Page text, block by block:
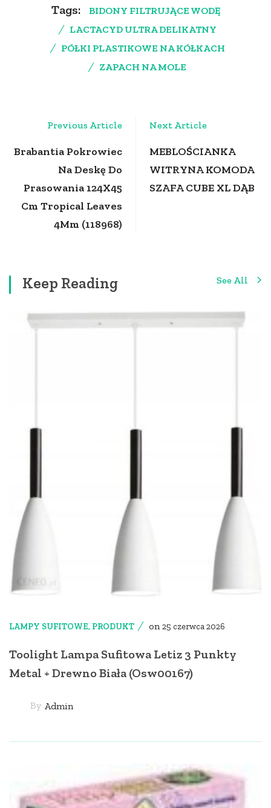
Tags:
BIDONY FILTRUJĄCE WODĘ
LACTACYD ULTRA DELIKATNY
PÓŁKI PLASTIKOWE NA KÓŁKACH
ZAPACH NA MOLE
Previous Article
Brabantia Pokrowiec
Na Deskę Do
Prasowania 124X45
Cm Tropical Leaves
4Mm (118968)
Next Article
MEBLOŚCIANKA
WITRYNA KOMODA
SZAFA CUBE XL DĄB
Keep Reading See All
LAMPY SUFITOWE, PRODUKT on 25 czerwca 2026
Toolight Lampa Sufitowa Letiz 3 Punkty
Metal + Drewno Biała (Osw00167)
By Admin